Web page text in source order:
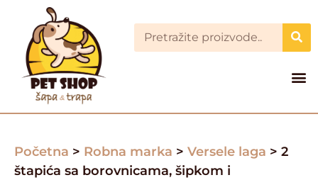
Početna > Robna marka > Versele laga > 2
štapića sa borovnicama, šipkom i